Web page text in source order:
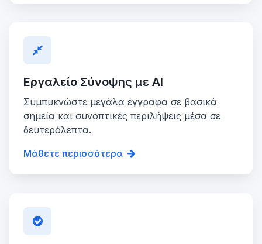
Εργαλείο Σύνοψης με AI
Συμπυκνώστε μεγάλα έγγραφα σε βασικά
σημεία και συνοπτικές περιλήψεις μέσα σε
δευτερόλεπτα.
Μάθετε περισσότερα